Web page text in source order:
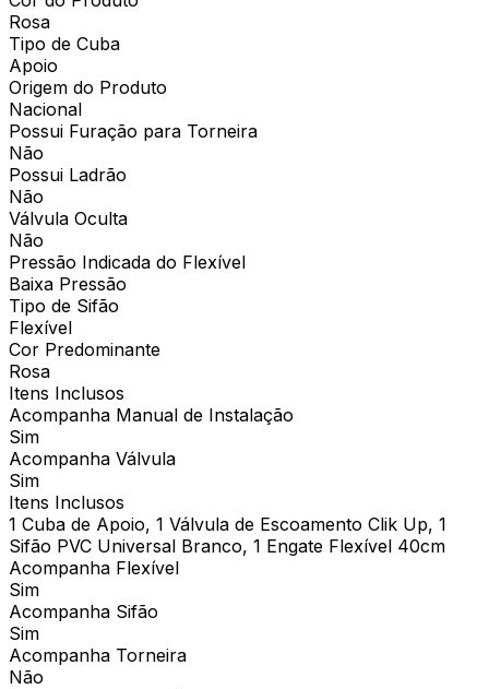
Rosa
Tipo de Cuba
Apoio
Origem do Produto
Nacional
Possui Furação para Torneira
Não
Possui Ladrão
Não
Válvula Oculta
Não
Pressão Indicada do Flexível
Baixa Pressão
Tipo de Sifão
Flexível
Cor Predominante
Rosa
Itens Inclusos
Acompanha Manual de Instalação
Sim
Acompanha Válvula
Sim
Itens Inclusos
1 Cuba de Apoio, 1 Válvula de Escoamento Clik Up, 1
Sifão PVC Universal Branco, 1 Engate Flexível 40cm
Acompanha Flexível
Sim
Acompanha Sifão
Sim
Acompanha Torneira
Não